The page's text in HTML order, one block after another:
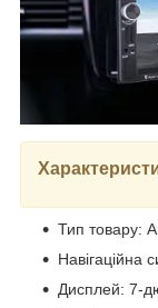
Тип товару:
Навігаційна
Дисплей: 7-